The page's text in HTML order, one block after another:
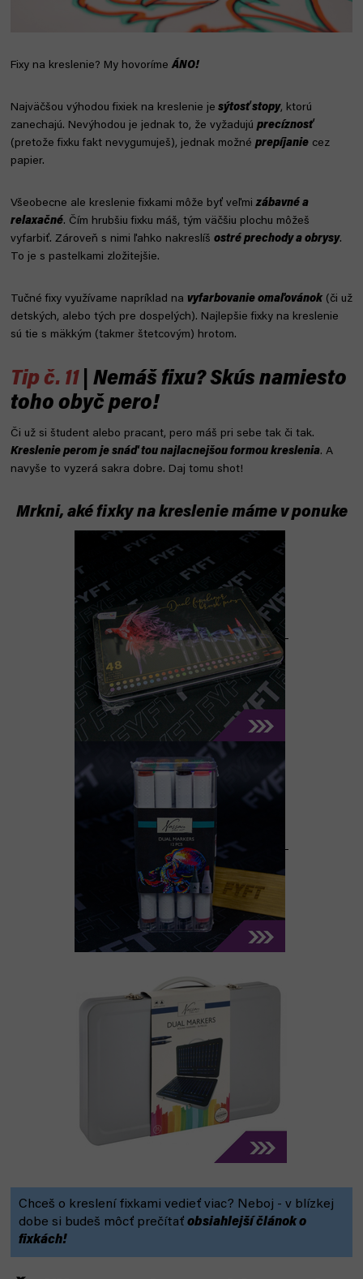
Fixy na kreslenie? My hovorímeÁNO!
Najväčšou výhodou fixiek na kreslenie je sýtosť stopy, ktorú
zanechajú. Nevýhodou je jednak to, že vyžadujú precíznosť
(pretože fixku fakt nevygumuješ), jednak možné prepíjanie cez
papier.
Všeobecne ale kreslenie fixkami môže byť veľmizábavné a
relaxačné. Čím hrubšiu fixku máš, tým väčšiu plochu môžeš
vyfarbiť. Zároveň s nimi ľahko nakreslíš ostré prechody a obrysy.
To je s pastelkami zložitejšie.
Tučné fixy využívame napríklad na vyfarbovanie omaľovánok (či už
detských, alebo tých pre dospelých). Najlepšie fixky na kreslenie
sú tie s mäkkým (takmer štetcovým) hrotom.
Tip č. 11 | Nemáš fixu? Skús namiesto
toho obyč pero!
Či už si študent alebo pracant, pero máš pri sebe tak či tak.
Kreslenie perom je snáď tou najlacnejšou formou kreslenia. A
navyše to vyzerá sakra dobre. Daj tomu shot!
Mrkni, aké fixky na kreslenie máme v ponuke
Chceš o kreslení fixkami vedieť viac? Neboj - v blízkej
dobe si budeš môcť prečítať obsiahlejší článok o
fixkách!